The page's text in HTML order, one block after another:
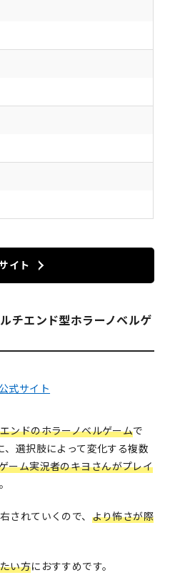
イト
チエンド型ホラーノベルゲ
式サイト
ンドのホラーノベルゲームで
選択肢によって変化する複数
ーム実況者のキヨさんがプレイ
されていくので、 より怖さが際
い方におすすめです。